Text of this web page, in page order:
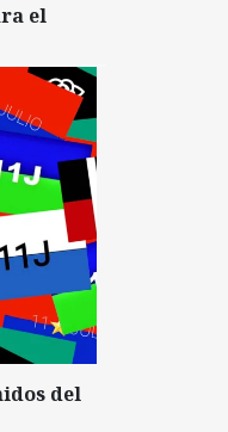
el
del